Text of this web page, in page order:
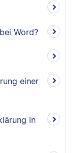
Word?
einer
in